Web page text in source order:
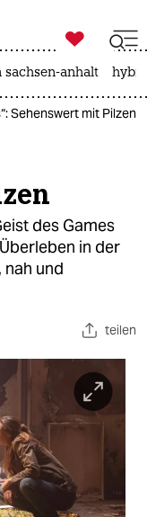

taz zahl ich
anhalt
Sehenswert mit Pilzen
des Games
in der
und
teilen